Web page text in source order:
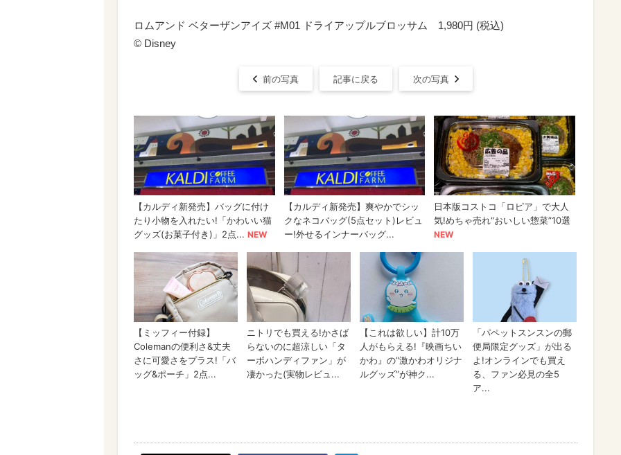
ロムアンド ベターザンアイズ #M01 ドライアップルブロッサム 1,980円 (税込)
© Disney
前の写真 記事に戻る 次の写真